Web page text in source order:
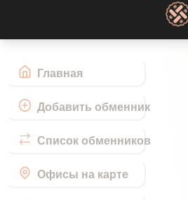
Главная
Добавить обменник
Список обменников
Офисы на карте